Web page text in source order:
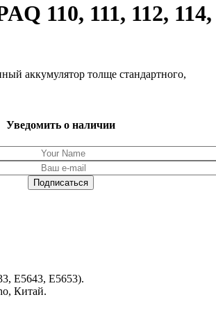
110, 111, 112, 114,
аккумулятор толще стандартного,
Уведомить о наличии
E5643, E5653).
Китай.